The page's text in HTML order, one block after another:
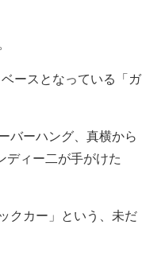
ースとなっている「ガ
バーハング、真横から
ディー二が手がけた
クカー」という、未だ